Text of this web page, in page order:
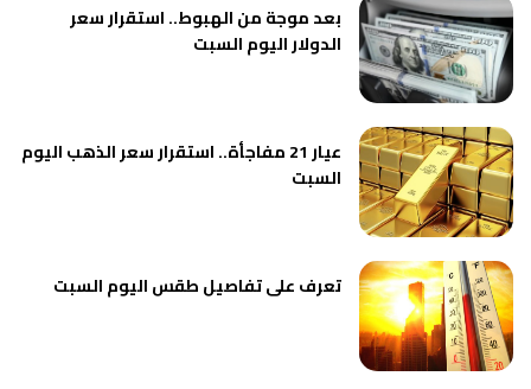
بعد موجة من الهبوط.. استقرار سعر
الدولار اليوم السبت
عيار 21 مفاجأة.. استقرار سعر الذهب اليوم
السبت
تعرف على تفاصيل طقس اليوم السبت